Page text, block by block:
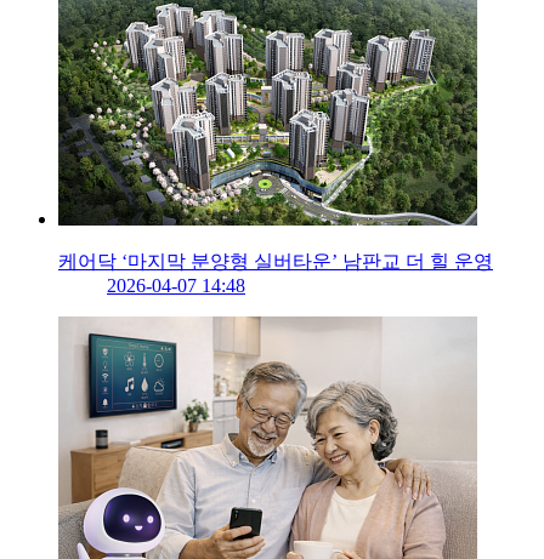
케어닥 ‘마지막 분양형 실버타운’ 남판교 더 힐 운영
2026-04-07 14:48